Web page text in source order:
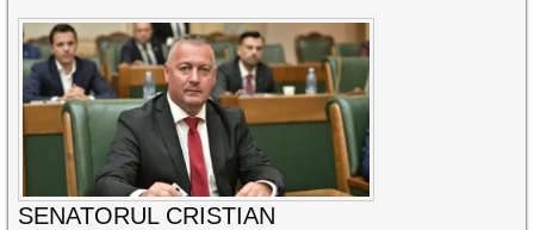
SENATORUL CRISTIAN